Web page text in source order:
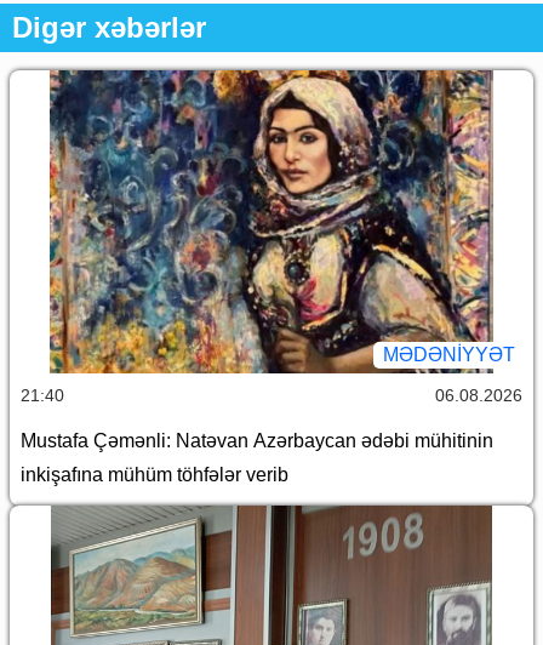
Digər xəbərlər
MƏDƏNIYYƏT
21:40 06.08.2026
Mustafa Çəmənli: Natəvan Azərbaycan ədəbi mühitinin
inkişafına mühüm töhfələr verib